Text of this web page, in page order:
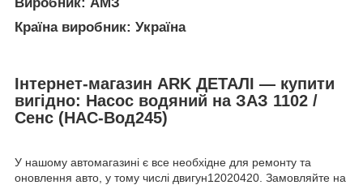
Виробник: АМЗ
Країна виробник: Україна
Інтернет-магазин ARK ДЕТАЛІ — купити
вигідно: Насос водяний на ЗАЗ 1102 /
Сенс (НАС-Вод245)
У нашому автомагазині є все необхідне для ремонту та
оновлення авто, у тому числі двигун12020420. Замовляйте на